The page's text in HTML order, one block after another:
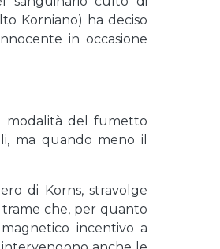
Korniano) ha deciso
in occasione
modalità del fumetto
ma quando meno il
di Korns, stravolge
che, per quanto
incentivo a